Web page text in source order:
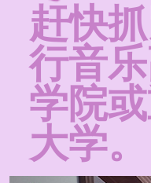
赶快
行音
学院
大学。